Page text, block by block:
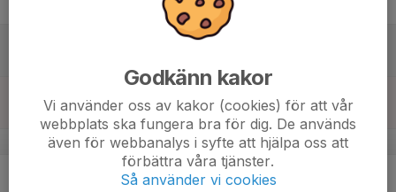
v.43
Godkänn kakor
Vi använder oss av kakor (cookies) för att vår
webbplats ska fungera bra för dig. De används
även för webbanalys i syfte att hjälpa oss att
förbättra våra tjänster.
Så använder vi cookies